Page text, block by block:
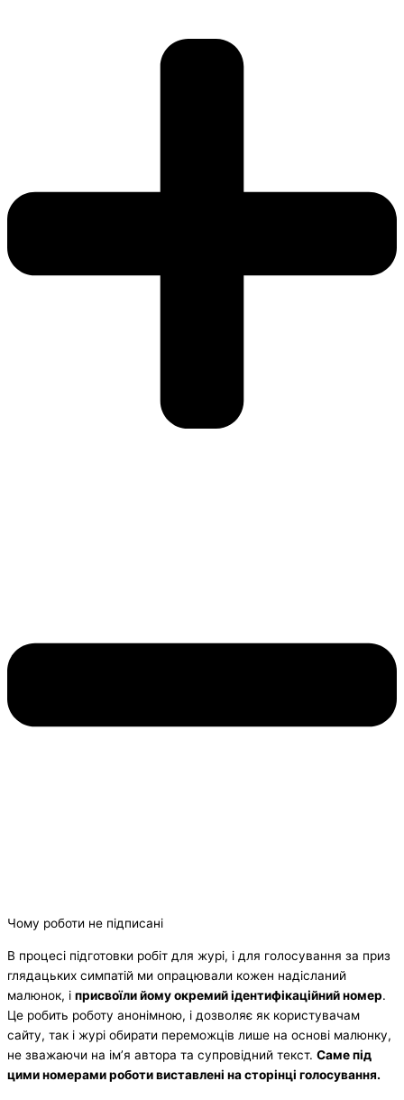
Чому роботи не підписані
В процесі підготовки робіт для журі, і для голосування за приз
глядацьких симпатій ми опрацювали кожен надісланий
малюнок, і присвоїли йому окремий ідентифікаційний номер.
Це робить роботу анонімною, і дозволяє як користувачам
сайту, так і журі обирати переможців лише на основі малюнку,
не зважаючи на ім’я автора та супровідний текст. Саме під
цими номерами роботи виставлені на сторінці голосування.